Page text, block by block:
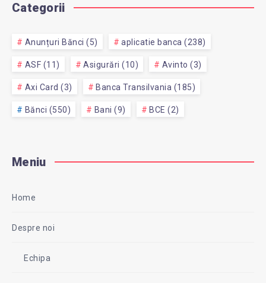
Categorii
Anunțuri Bănci (5) aplicatie banca (238)
ASF (11) Asigurări (10) Avinto (3)
Axi Card (3) Banca Transilvania (185)
Bănci (550) Bani (9) BCE (2)
Meniu
Home
Despre noi
Echipa